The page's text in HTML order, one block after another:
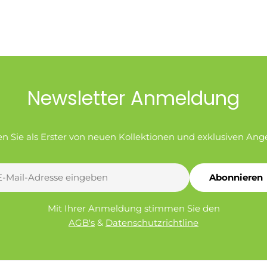
Newsletter Anmeldung
Sie als Erster von neuen Kollektionen und exklusiven
Abonnieren
Mit Ihrer Anmeldung stimmen Sie den
AGB's & Datenschutzrichtline